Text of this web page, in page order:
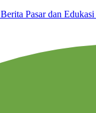
Berita Pasar dan Edukasi